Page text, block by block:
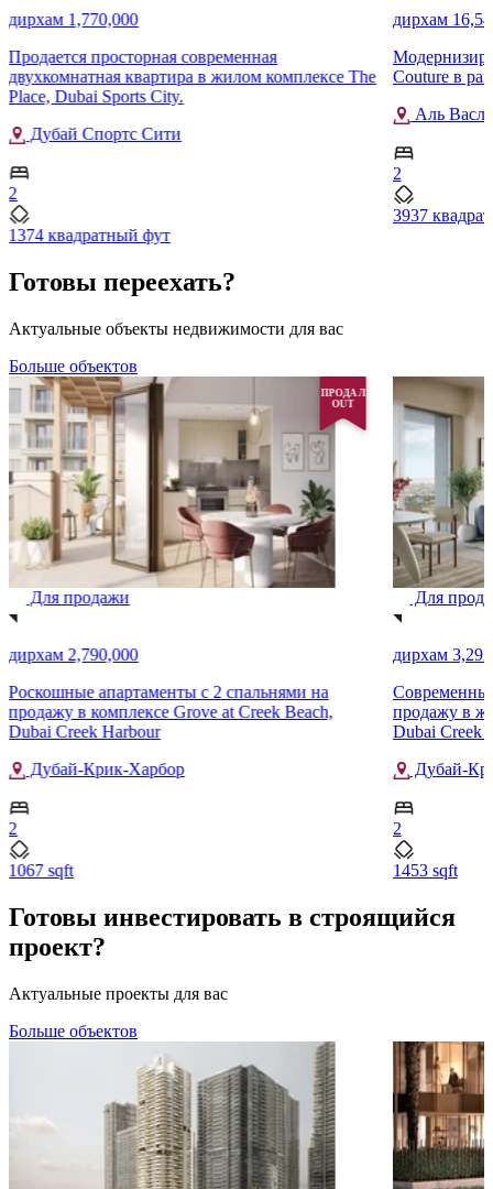
дирхам 1,770,000
Продается просторная современная
двухкомнатная квартира в жилом комплексе The
Place, Dubai Sports City.
Дубай Спортс Сити
2
1374 квадратный фут
дирхам
Couture в
Аль Васл
2
3937
Готовы переехать?
Актуальные объекты недвижимости для вас
Больше объектов
ПРОДАЛ
OUT
Для продажи
дирхам 2,790,000
Роскошные апартаменты с 2 спальнями на
продажу в комплексе Grove at Creek Beach,
Dubai Creek Harbour
Дубай-Крик-Харбор
2
1067 sqft
Для
дирхам
продажу в
Dubai Creek
Дубай-
2
1453 sqft
Готовы инвестировать в строящийся
проект?
Актуальные проекты для вас
Больше объектов